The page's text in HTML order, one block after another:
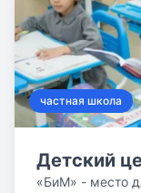
инновационные
передают
креативность
образованию.
частная школа
Детский
«БиМ» - место